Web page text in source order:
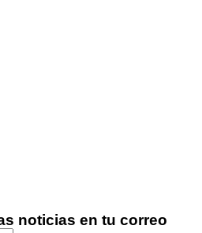
noticias en tu correo